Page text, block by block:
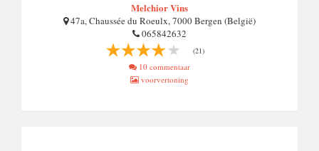
Melchior Vins
47a, Chaussée du Roeulx, 7000 Bergen (België)
065842632
(21)
10 commentaar
voorvertoning